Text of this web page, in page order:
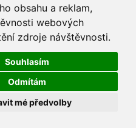
obsahu a reklam,
webových
zdroje návštěvnosti.
Souhlasím
Odmítám
mé předvolby
3nicom websolutions